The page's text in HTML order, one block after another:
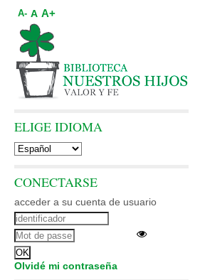
A- A A+
ELIGE IDIOMA
CONECTARSE
acceder a su cuenta de usuario
Olvidé mi contraseña